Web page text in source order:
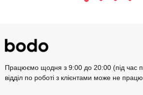
Працюємо щодня з 9:00 до 20:00 (під час
відділ по роботі з клієнтами може не